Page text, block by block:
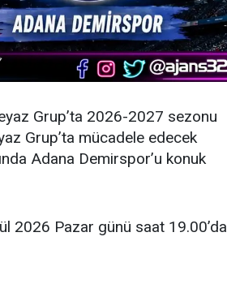
Grup’ta 2026-2027 sezonu
Grup’ta mücadele edecek
Adana Demirspor’u konuk
2026 Pazar günü saat 19.00’da